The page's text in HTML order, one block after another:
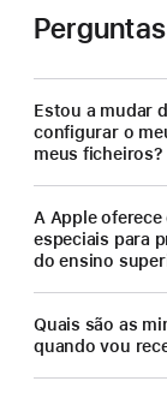
Estou a mudar
configurar o
meus ficheiros?
A Apple
especiais para
do ensino
Quais são as
quando vou